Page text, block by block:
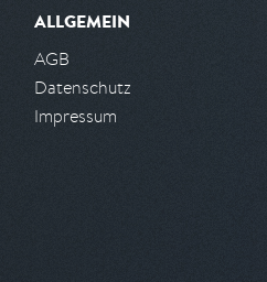
ALLGEMEIN
AGB
Datenschutz
Impressum